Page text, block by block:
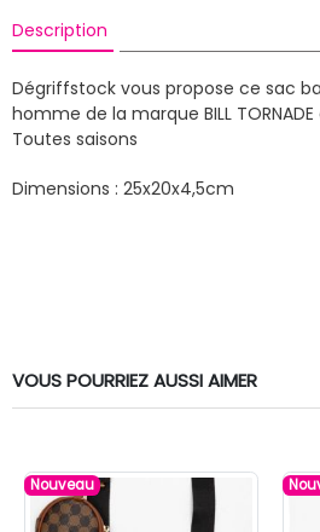
Description
Dégriffstock vous propose ce sac
homme de la marque BILL
Toutes saisons
Dimensions : 25x20x4,5cm
VOUS POURRIEZ AUSSI AIMER
Nouveau